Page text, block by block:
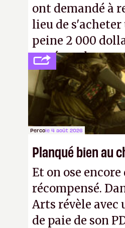
ont demandé à
lieu de
peine 2 000
payé que le
petits malins
facilement.P.
Percole 4 août 2026
Planqué bien au
Et on ose
récompensé.
Arts révèle
de paie de son